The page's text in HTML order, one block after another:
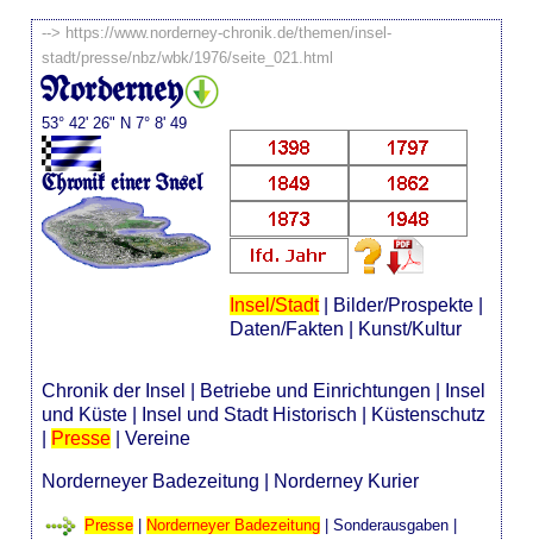
--> https://www.norderney-chronik.de/themen/insel-
stadt/presse/nbz/wbk/1976/seite_021.html
Norderney
53° 42' 26" N 7° 8' 49
Chronik einer Insel
Insel/Stadt| Bilder/Prospekte|
Daten/Fakten
Kunst/Kultur
Chronik der Insel Betriebe und Einrichtungen
Insel
und Küste
Insel und Stadt Historisch
Küstenschutz
Presse |Vereine
Norderneyer Badezeitung Norderney Kurier
Presse Norderneyer Badezeitung |Sonderausgaben